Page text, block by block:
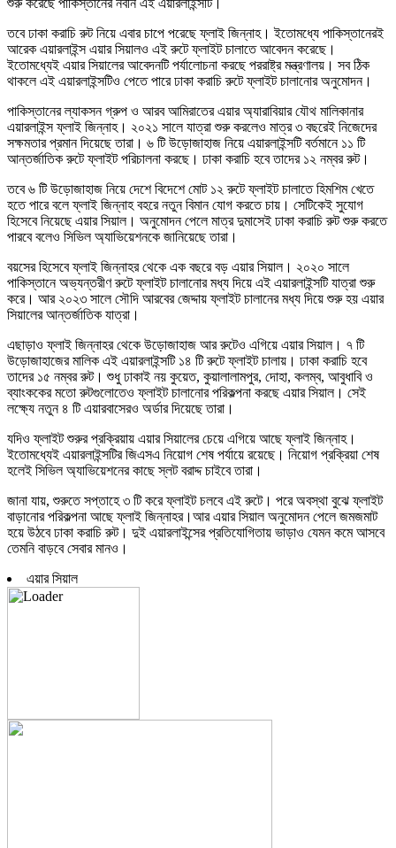
তবে ঢাকা করাচি রুট নিয়ে এবার চাপে পরেছে ফ্লাই জিন্নাহ। ইতোমধ্যে পাকিস্তানেরই
আরেক এয়ারলাইন্স এয়ার সিয়ালও এই রুটে ফ্লাইট চালাতে আবেদন করেছে।
ইতোমধ্যেই এয়ার সিয়ালের আবেদনটি পর্যালোচনা করছে পররাষ্ট্র মন্ত্রণালয়। সব ঠিক
থাকলে এই এয়ারলাইন্সটিও পেতে পারে ঢাকা করাচি রুটে ফ্লাইট চালানোর অনুমোদন।
পাকিস্তানের ল্যাকসন গ্রুপ ও আরব আমিরাতের এয়ার অ্যারাবিয়ার যৌথ মালিকানার
এয়ারলাইন্স ফ্লাই জিন্নাহ। ২০২১ সালে যাত্রা শুরু করলেও মাত্র ৩ বছরেই নিজেদের
সক্ষমতার প্রমান দিয়েছে তারা। ৬ টি উড়োজাহাজ নিয়ে এয়ারলাইন্সটি বর্তমানে ১১ টি
আন্তর্জাতিক রুটে ফ্লাইট পরিচালনা করছে। ঢাকা করাচি হবে তাদের ১২ নম্বর রুট।
তবে ৬ টি উড়োজাহাজ নিয়ে দেশে বিদেশে মোট ১২ রুটে ফ্লাইট চালাতে হিমশিম খেতে
হতে পারে বলে ফ্লাই জিন্নাহ বহরে নতুন বিমান যোগ করতে চায়। সেটিকেই সুযোগ
হিসেবে নিয়েছে এয়ার সিয়াল। অনুমোদন পেলে মাত্র দুমাসেই ঢাকা করাচি রুট শুরু করতে
পারবে বলেও সিভিল অ্যাভিয়েশনকে জানিয়েছে তারা।
বয়সের হিসেবে ফ্লাই জিন্নাহর থেকে এক বছরে বড় এয়ার সিয়াল। ২০২০ সালে
পাকিস্তানে অভ্যন্তরীণ রুটে ফ্লাইট চালানোর মধ্য দিয়ে এই এয়ারলাইন্সটি যাত্রা শুরু
করে। আর ২০২৩ সালে সৌদি আরবের জেদ্দায় ফ্লাইট চালানের মধ্য দিয়ে শুরু হয় এয়ার
সিয়ালের আন্তর্জাতিক যাত্রা।
এছাড়াও ফ্লাই জিন্নাহর থেকে উড়োজাহাজ আর রুটেও এগিয়ে এয়ার সিয়াল। ৭ টি
উড়োজাহাজের মালিক এই এয়ারলাইন্সটি ১৪ টি রুটে ফ্লাইট চালায়। ঢাকা করাচি হবে
তাদের ১৫ নম্বর রুট। শুধু ঢাকাই নয় কুয়েত, কুয়ালালামপুর, দোহা, কলম্ব, আবুধাবি ও
ব্যাংককের মতো রুটগুলোতেও ফ্লাইট চালানোর পরিকল্পনা করছে এয়ার সিয়াল। সেই
লক্ষ্যে নতুন ৪ টি এয়ারবাসেরও অর্ডার দিয়েছে তারা।
যদিও ফ্লাইট শুরুর প্রক্রিয়ায় এয়ার সিয়ালের চেয়ে এগিয়ে আছে ফ্লাই জিন্নাহ।
ইতোমধ্যেই এয়ারলাইন্সটির জিএসএ নিয়োগ শেষ পর্যায়ে রয়েছে। নিয়োগ প্রক্রিয়া শেষ
হলেই সিভিল অ্যাভিয়েশনের কাছে স্লট বরাদ্দ চাইবে তারা।
জানা যায়, শুরুতে সপ্তাহে ৩ টি করে ফ্লাইট চলবে এই রুটে। পরে অবস্থা বুঝে ফ্লাইট
বাড়ানোর পরিকল্পনা আছে ফ্লাই জিন্নাহর।আর এয়ার সিয়াল অনুমোদন পেলে জমজমাট
হয়ে উঠবে ঢাকা করাচি রুট। দুই এয়ারলাইন্সের প্রতিযোগিতায় ভাড়াও যেমন কমে আসবে
তেমনি বাড়বে সেবার মানও।
এয়ার সিয়াল